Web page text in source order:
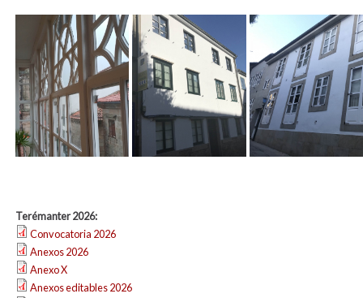
Terémanter 2026:
Convocatoria 2026
Anexos 2026
Anexo X
Anexos editables 2026